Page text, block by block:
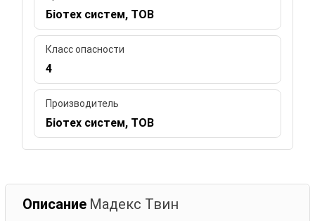
Біотех систем, ТОВ
Класс опасности
4
Производитель
Біотех систем, ТОВ
Описание Мадекс Твин